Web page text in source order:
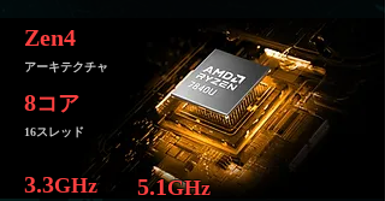
Zen4
アーキテクチャ
5.1GHz
8コア
16スレッド
3.3GHz